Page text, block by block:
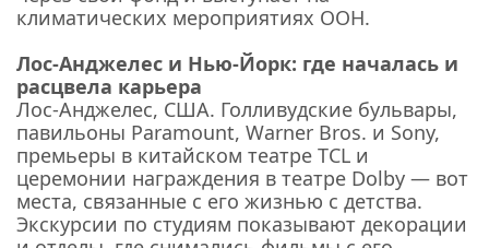
климатических мероприятиях ООН.
Лос-Анджелес и Нью-Йорк: где началась и
расцвела карьера
Лос-Анджелес, США. Голливудские бульвары,
павильоны Paramount, Warner Bros. и Sony,
премьеры в китайском театре TCL и
церемонии награждения в театре Dolby — вот
места, связанные с его жизнью с детства.
Экскурсии по студиям показывают декорации